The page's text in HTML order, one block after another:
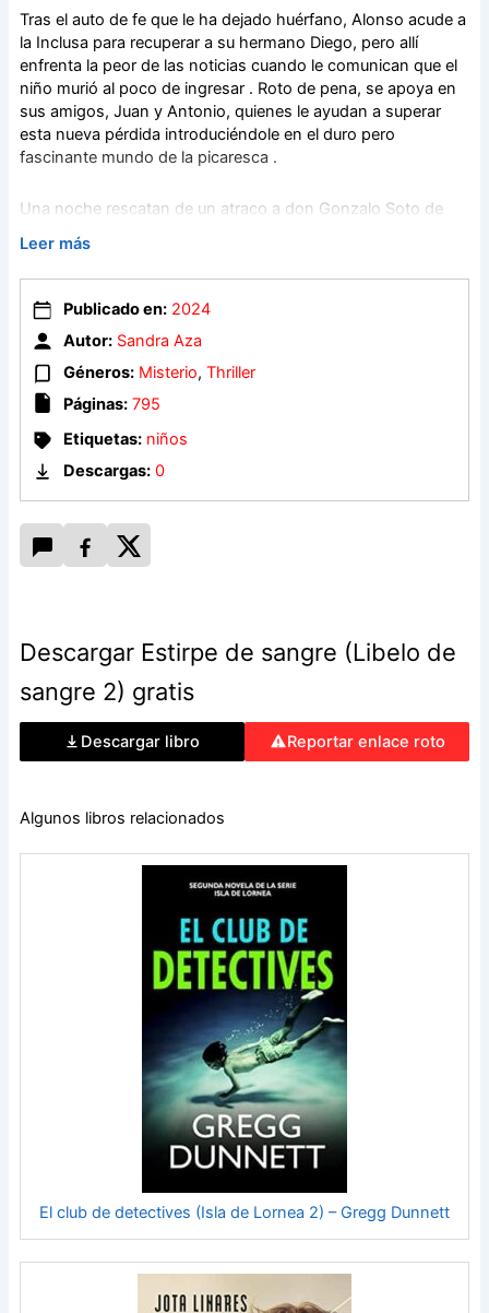
Tras el auto de fe que le ha dejado huérfano, Alonso acude a
la Inclusa para recuperar a su hermano Diego, pero allí
enfrenta la peor de las noticias cuando le comunican que el
niño murió al poco de ingresar . Roto de pena, se apoya en
sus amigos, Juan y Antonio, quienes le ayudan a superar
esta nueva pérdida introduciéndole en el duro pero
fascinante mundo de la picaresca .
Una noche rescatan de un atraco a don Gonzalo Soto de
Armendía, marqués de Velarde, quien los recompensa
incorporándolos al servicio de su casa. Este nuevo vuelco
en la vida de Alonso le abrirá las puertas de otro Madrid muy
distinto al que conoce, el de la aristocracia; le sumergirá en
un sinfín de aventuras y desventuras ; le pondrá en el
camino a personas que marcarán su futuro y también su
pasado, y, sobre todo, le brindará la oportunidad de
consumar su venganza y al fin restaurar el honor de los
Castro.
Leer más
Publicado en: 2024
Autor: Sandra Aza
Géneros: Misterio, Thriller
Páginas: 795
Etiquetas: niños
Descargas: 0
Descargar Estirpe de sangre (Libelo de
sangre 2) gratis
Descargar libro Reportar enlace roto
Algunos libros relacionados
El club de detectives (Isla de Lornea 2) – Gregg Dunnett